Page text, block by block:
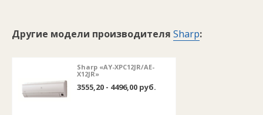
Другие модели производителя Sharp:
Sharp «AY-XPC12JR/AE-
X12JR»
3555,20 - 4496,00 руб.